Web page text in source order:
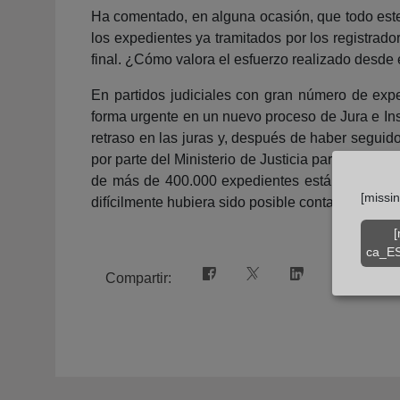
Ha comentado, en alguna ocasión, que todo
los expedientes ya tramitados por los
final. ¿Cómo valora el esfuerzo realizado desde
En partidos judiciales con gran número de
forma urgente en un nuevo proceso de Jura e
retraso en las juras y, después de haber
por parte del Ministerio de Justicia para
de más de 400.000 expedientes están fuera
difícilmente hubiera sido posible contar con
Compartir: